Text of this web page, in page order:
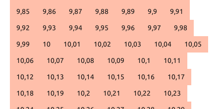
9,85 9,86 9,87 9,88 9,89 9,9 9,91
9,92 9,93 9,94 9,95 9,96 9,97 9,98
9,99 10 10,01 10,02 10,03 10,04 10,05
10,06 10,07 10,08 10,09 10,1 10,11
10,12 10,13 10,14 10,15 10,16 10,17
10,18 10,19 10,2 10,21 10,22 10,23